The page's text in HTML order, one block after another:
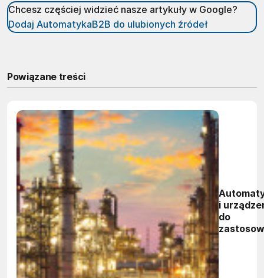
Chcesz częściej widzieć nasze artykuły w Google?
Dodaj AutomatykaB2B do ulubionych źródeł
Powiązane treści
i
do